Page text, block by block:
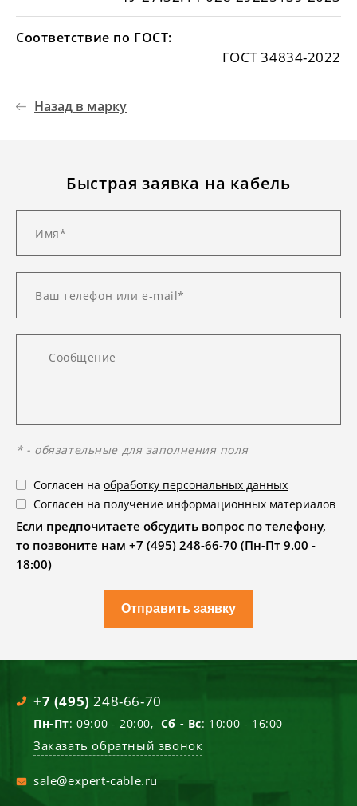
Соответствие по ГОСТ:
ГОСТ 34834-2022
Назад в марку
Быстрая заявка на кабель
* - обязательные для заполнения поля
Согласен на обработку персональных данных
Согласен на получение информационных материалов
Если предпочитаете обсудить вопрос по телефону,
то позвоните нам +7 (495) 248-66-70 (Пн-Пт 9.00 -
18:00)
Отправить заявку
+7 (495) 248-66-70
Пн-Пт: 09:00 - 20:00, Сб - Вс: 10:00 - 16:00
Заказать обратный звонок
sale@expert-cable.ru